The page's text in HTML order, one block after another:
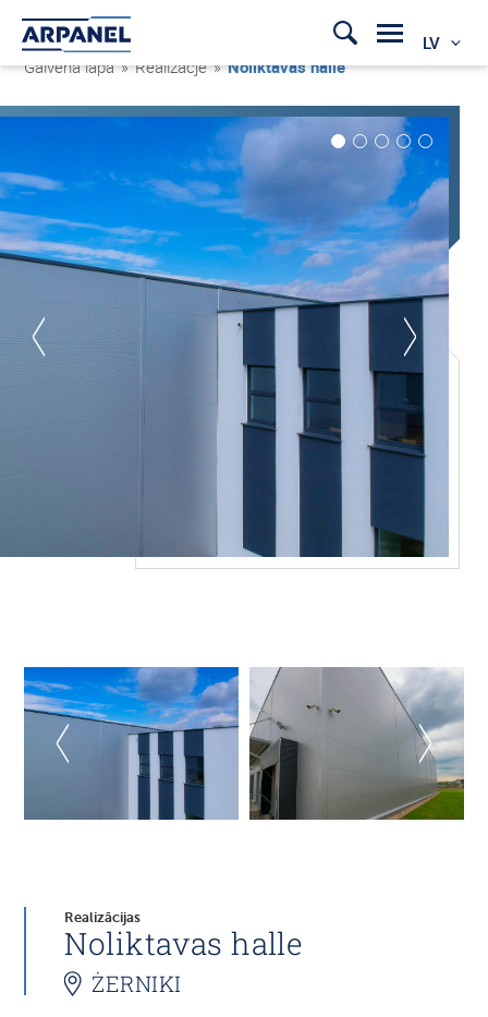
LV
Galvenā lapa » Realizacje »Noliktavas halle
Realizācijas
Noliktavas halle
ŻERNIKI